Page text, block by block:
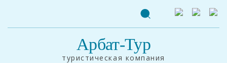
Арбат-Тур
туристическая компания